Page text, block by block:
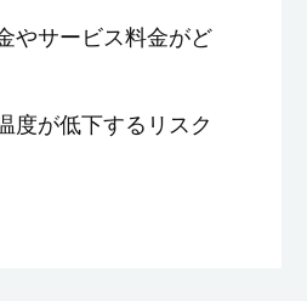
やサービス料金がど
度が低下するリスク